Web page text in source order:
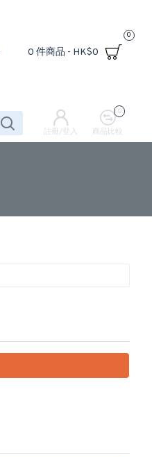
0 件商品 - HK$0
0
註冊/登入 商品比較
0